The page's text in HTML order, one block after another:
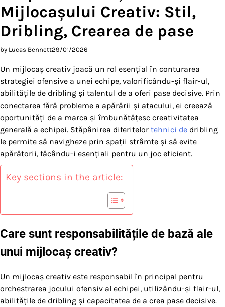
Mijlocașului Creativ: Stil,
Dribling, Crearea de pase
by Lucas Bennett29/01/2026
Un mijlocaș creativ joacă un rol esențial în conturarea
strategiei ofensive a unei echipe, valorificându-și flair-ul,
abilitățile de dribling și talentul de a oferi pase decisive. Prin
conectarea fără probleme a apărării și atacului, ei creează
oportunități de a marca și îmbunătățesc creativitatea
generală a echipei. Stăpânirea diferitelor tehnici de dribling
le permite să navigheze prin spații strâmte și să evite
apărătorii, făcându-i esențiali pentru un joc eficient.
Key sections in the article:
Care sunt responsabilitățile de bază ale
unui mijlocaș creativ?
Un mijlocaș creativ este responsabil în principal pentru
orchestrarea jocului ofensiv al echipei, utilizându-și flair-ul,
abilitățile de dribling și capacitatea de a crea pase decisive.